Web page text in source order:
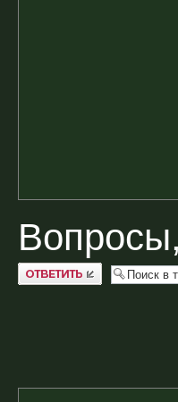
Ответить